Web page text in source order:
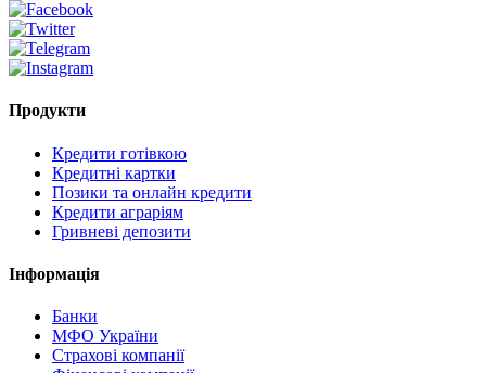
Продукти
Кредити готівкою
Кредитні картки
Позики та онлайн кредити
Кредити аграріям
Гривневі депозити
Інформація
Банки
МФО України
Страхові компанії